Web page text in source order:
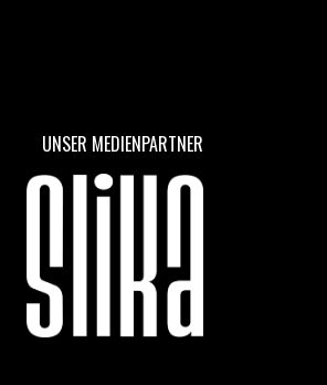
UNSER MEDIENPARTNER